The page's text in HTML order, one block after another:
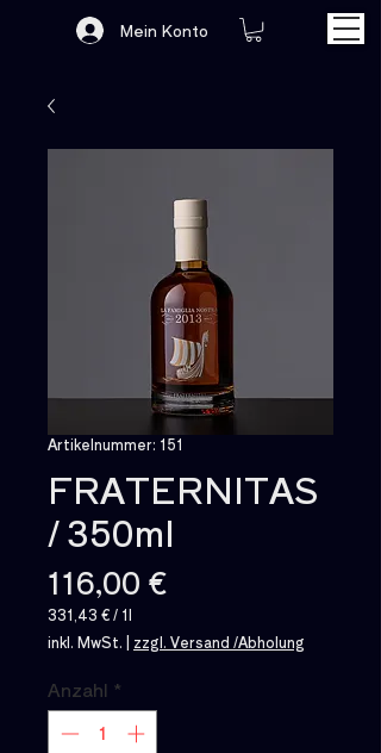
Mein Konto
Artikelnummer: 151
FRATERNITAS
/ 350ml
116,00 €Preis
331,43 €/ 1l
331,43 €
pro
Liter
inkl. MwSt. | zzgl. Versand /Abholung
Anzahl *